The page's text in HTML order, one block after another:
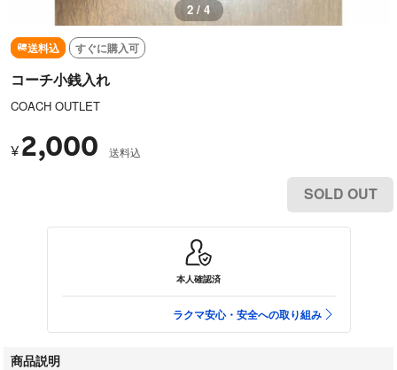
2 / 4
送料込 すぐに購入可
コーチ小銭入れ
COACH OUTLET
¥ 2,000 送料込
SOLD OUT
本人確認済
ラクマ安心・安全への取り組み
商品説明